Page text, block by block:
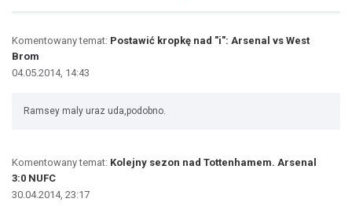
Komentowany temat: Postawić kropkę nad "i": Arsenal vs West
Brom
04.05.2014, 14:43
Ramsey maly uraz uda,podobno.
Komentowany temat: Kolejny sezon nad Tottenhamem. Arsenal
3:0 NUFC
30.04.2014, 23:17